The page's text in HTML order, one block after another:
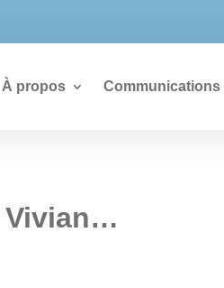
À propos Communications
Vivian…